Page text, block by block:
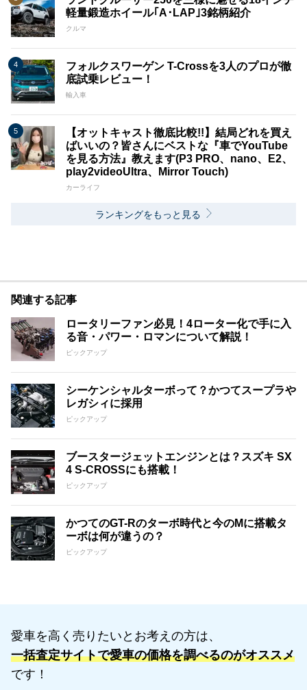
軽量鍛造ホイール｢A･LAP｣3銘柄紹介
クルマ
フォルクスワーゲン T-Crossを3人のプロが徹
底試乗レビュー！
輸入車
【オットキャスト徹底比較!!】結局どれを買え
ばいいの？皆さんにベストな『車でYouTube
を見る方法』教えます(P3 PRO、nano、E2、
play2videoUltra、Mirror Touch)
カーライフ
ランキングをもっと見る
関連する記事
ロータリーファン必見！4ローター化で手に入
る音・パワー・ロマンについて解説！
ピックアップ
シーケンシャルターボって？かつてスープラや
レガシィに採用
ピックアップ
ブースタージェットエンジンとは？スズキ SX
4 S-CROSSにも搭載！
ピックアップ
かつてのGT-Rのターボ時代と今のMに搭載タ
ーボは何が違うの？
ピックアップ
愛車を高く売りたいとお考えの方は、
一括査定サイトで愛車の価格を調べるのがオススメ
です！